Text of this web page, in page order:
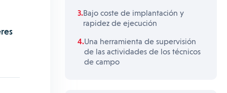
Bajo coste de implantación y
rapidez de ejecución
Una herramienta de supervisión
de las actividades de los técnicos
de campo